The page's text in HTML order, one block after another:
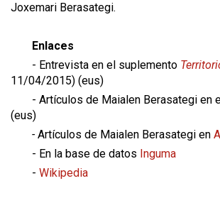
Joxemari Berasategi.
Enlaces
- Entrevista en el suplemento
11/04/2015) (eus)
- Artículos de Maialen Berasategi en
(eus)
- Artículos de Maialen Berasategi en
- En la base de datos Inguma
- Wikipedia